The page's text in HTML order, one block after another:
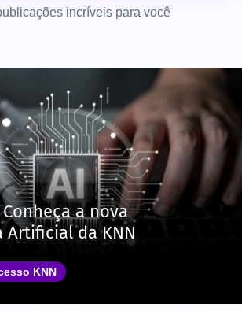
incríveis para você
KNN
a nova
Artificial da KNN